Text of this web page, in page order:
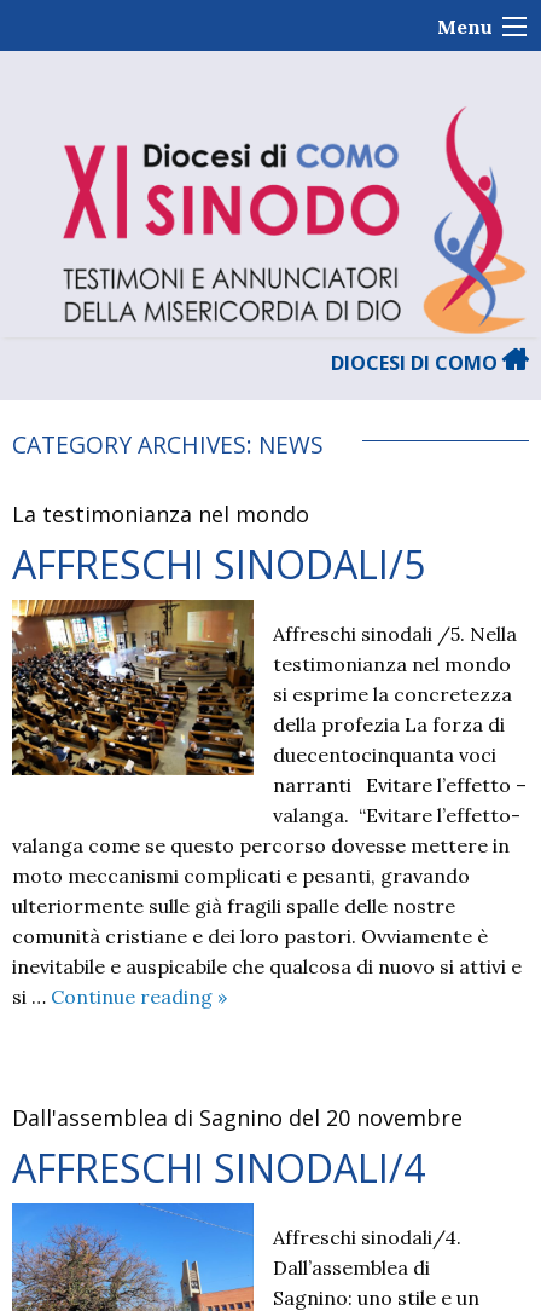
Menu
DIOCESI DI COMO
CATEGORY ARCHIVES: NEWS
La testimonianza nel mondo
AFFRESCHI SINODALI/5
Affreschi sinodali /5. Nella
testimonianza nel mondo
si esprime la concretezza
della profezia La forza di
duecentocinquanta voci
narranti Evitare l’effetto –
valanga. “Evitare l’effetto-
valanga come se questo percorso dovesse mettere in
moto meccanismi complicati e pesanti, gravando
ulteriormente sulle già fragili spalle delle nostre
comunità cristiane e dei loro pastori. Ovviamente è
inevitabile e auspicabile che qualcosa di nuovo si attivi e
si … Continue reading AFFRESCHI
»
Dall'assemblea di Sagnino del 20 novembre
AFFRESCHI SINODALI/4
Affreschi sinodali/4.
Dall’assemblea di
Sagnino: uno stile e un